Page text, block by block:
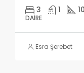
3 1
DAIRE
Esra Şerebet